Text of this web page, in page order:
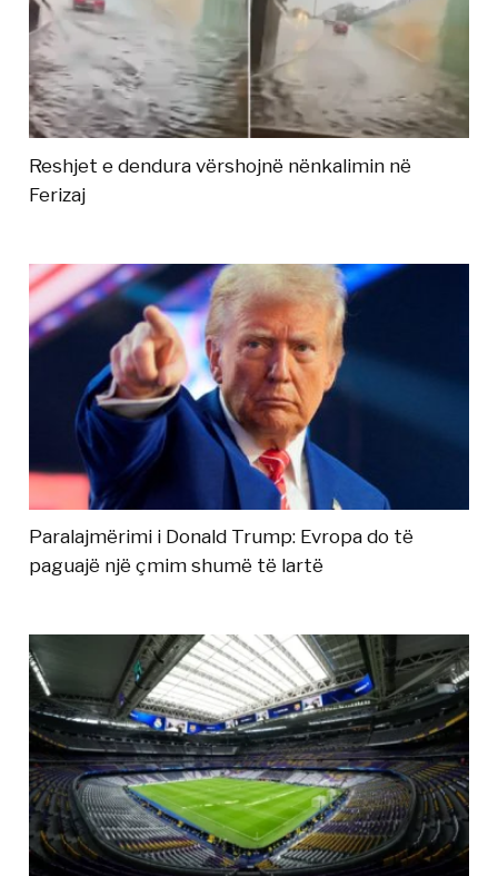
Reshjet e dendura vërshojnë nënkalimin në
Ferizaj
Paralajmërimi i Donald Trump: Evropa do të
paguajë një çmim shumë të lartë